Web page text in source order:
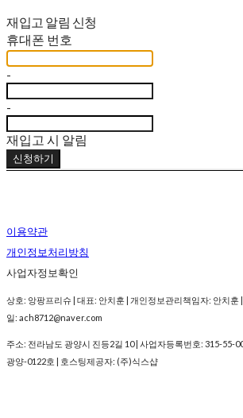
재입고 알림 신청
휴대폰 번호
-
-
재입고 시 알림
신청하기
이용약관
개인정보처리방침
사업자정보확인
상호: 앙팡프리슈 | 대표: 안치훈 | 개인정보관리책임자: 안치훈
일: ach8712@naver.com
주소: 전라남도 광양시 진등2길 10 | 사업자등록번호: 315-55-
광양-0122호 | 호스팅제공자: (주)식스샵